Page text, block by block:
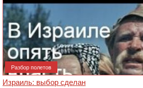
Разбор полетов
Израиль: выбор сделан